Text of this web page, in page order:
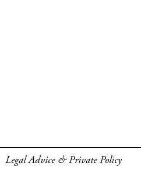
Legal Advice & Private Policy